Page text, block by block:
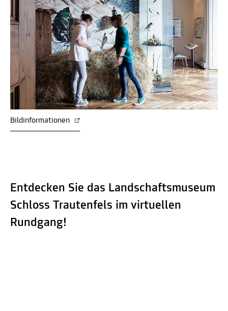
Bildinformationen
Entdecken Sie das Landschaftsmuseum
Schloss Trautenfels im virtuellen
Rundgang!